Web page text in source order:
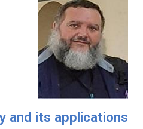
and its applications​